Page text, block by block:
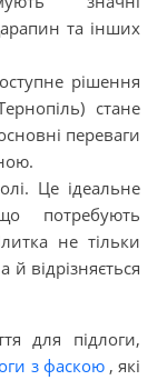
та інших
рішення
стане
переваги
Це ідеальне
потребують
не тільки
відрізняється
для підлоги,
з фаскою, які